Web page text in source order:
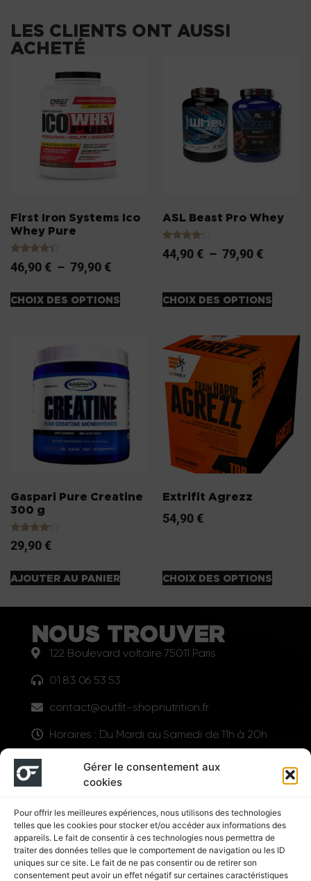
Gérer le consentement aux
cookies
Pour offrir les meilleures expériences, nous utilisons des technologies
telles que les cookies pour stocker et/ou accéder aux informations des
appareils. Le fait de consentir à ces technologies nous permettra de
traiter des données telles que le comportement de navigation ou les ID
uniques sur ce site. Le fait de ne pas consentir ou de retirer son
consentement peut avoir un effet négatif sur certaines caractéristiques
LES CLIENTS ONT AUSSI
ACHETÉ
First Iron Systems Ico
Whey Pure
Note
4.20
46,90 € – 79,90 €
CHOIX DES OPTIONS
ASL Beast Pro Whey
Note
4.00
44,90 € – 79,90 €
CHOIX DES OPTIONS
Gaspari Pure Creatine
300 g
Note
4.00
29,90 €
AJOUTER AU PANIER
Extrifit Agrezz
54,90 €
CHOIX DES OPTIONS
NOUS TROUVER
122 Boulevard voltaire 75011 Paris
01 83 06 53 53
contact@outfit-shopnutrition.fr
Horaires : Du Mardi au Samedi de 11h à 20h
LIENS UTILES